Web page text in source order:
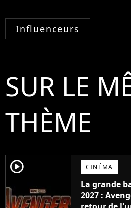
Influenceurs
SUR LE
THÈME
player2 CINÉMA
La grande
2027 :